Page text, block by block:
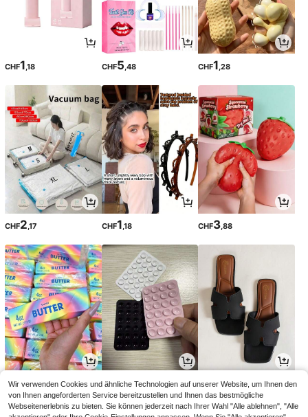
CHF1 ,18 CHF5 ,48 CHF1 ,28
CHF2,17 CHF1,18 CHF3,88
CHF 1,38 CHF1,16 CHF8,36
Wir verwenden Cookies und ähnliche Technologien auf unserer Website, um Ihnen den
von Ihnen angeforderten Service bereitzustellen und Ihnen das bestmögliche
Webseitenerlebnis zu bieten. Sie können jederzeit nach Ihrer Wahl "Alle ablehnen", "Alle